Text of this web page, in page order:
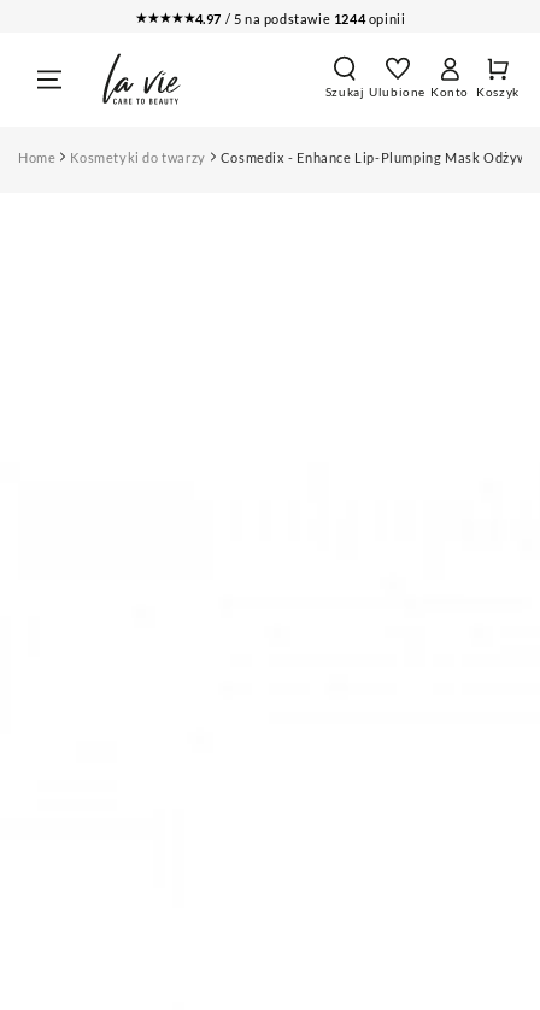
PRZEJDŹ DO★★★★★4.97 / 5 na podstawie 1244opinii
Szukaj Ulubione
Zaloguj
Konto Koszyk
Home Kosmetyki do twarzy Cosmedix - Enhance Lip-Plumping Mask